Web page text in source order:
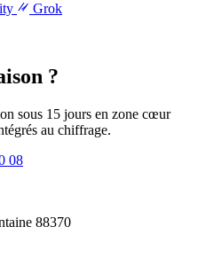
Grok
?
sous 15 jours en zone cœur
au chiffrage.
08
88370